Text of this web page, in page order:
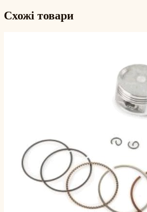
Схожі товари